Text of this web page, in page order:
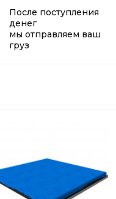
После поступления
денег
мы отправляем ваш
груз